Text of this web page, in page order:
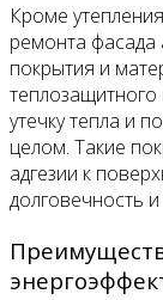
Кроме
ремонта фасада
покрытия и
утечку тепла и
целом. Такие
адгезии к
долговечность